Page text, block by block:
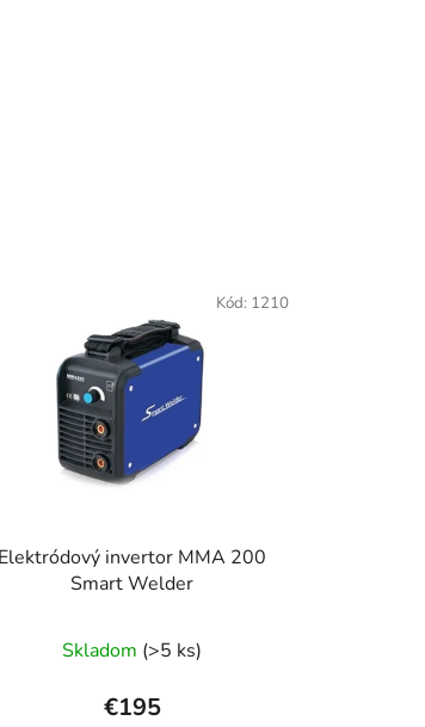
Elektródový invertor MMA 200
Smart Welder
hodnotenie
produktu
Skladom (>5 ks)
€195
Kód: 1210